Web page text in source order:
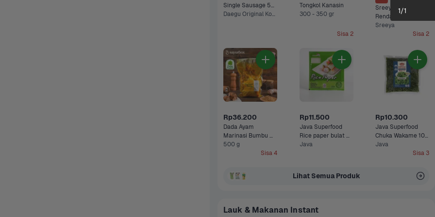
Single Sausage 55
gram
Daegu Original Korean, Nami Spicy Korean +1 Lainnya
Tongkol Kanasin
300 - 350 gr
Sisa 2
Sreeya Ayam
Rendang 250 gram
Sreeya
Sisa 2
Rp36.200
Dada Ayam
Marinasi Bumbu
Kuning Sayurbox
500 g
Sisa 4
Rp11.500
Java Superfood
Rice paper bulat
100 gram
Java
Rp10.300
Java Superfood
Chuka Wakame 100
gram
Java
Sisa 3
Lihat Semua Produk
Lauk & Makanan Instant
1/1